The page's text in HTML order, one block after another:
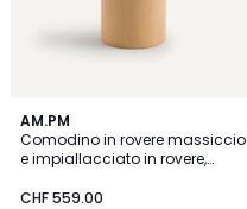
AM.PM
Comodino in rovere massiccio
e impiallacciato in rovere,
CHF 559.00